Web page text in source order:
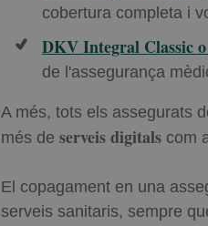
cobertura completa i
DKV Integral Classic
de l'assegurança
A més, tots els assegurats
més de serveis digitals com
El copagament en una
serveis sanitaris, sempre